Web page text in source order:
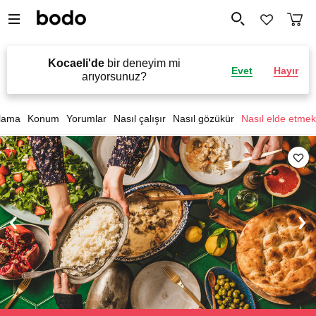
Kocaeli'debir deneyim mi
arıyorsunuz?
Evet Hayır
Konum Yorumlar Nasıl çalışır Nasıl gözükür Nasıl elde etmek